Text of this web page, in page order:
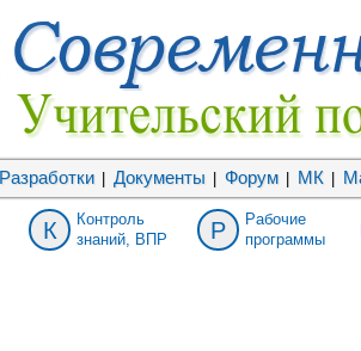
Разработки Документы Форум МК
К
Контроль
знаний, ВПР
Р
Рабочие
программы